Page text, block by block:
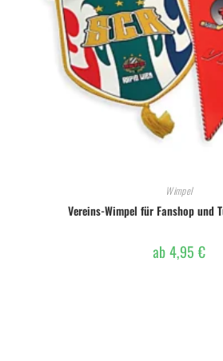
Wimpel
Vereins-Wimpel für Fanshop und
ab4,95 €